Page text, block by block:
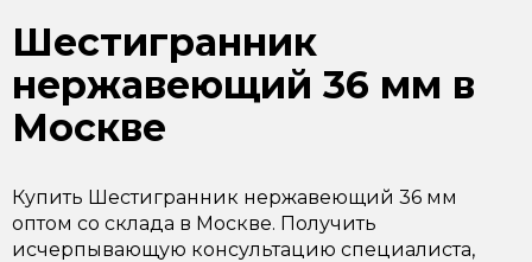
Шестигранник
нержавеющий 36 мм в
Москве
Купить Шестигранник нержавеющий 36 мм
оптом со склада в Москве. Получить
исчерпывающую консультацию специалиста,